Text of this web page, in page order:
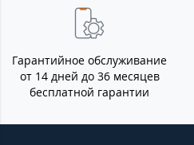
Гарантийное обслуживание
от 14 дней до 36 месяцев
бесплатной гарантии